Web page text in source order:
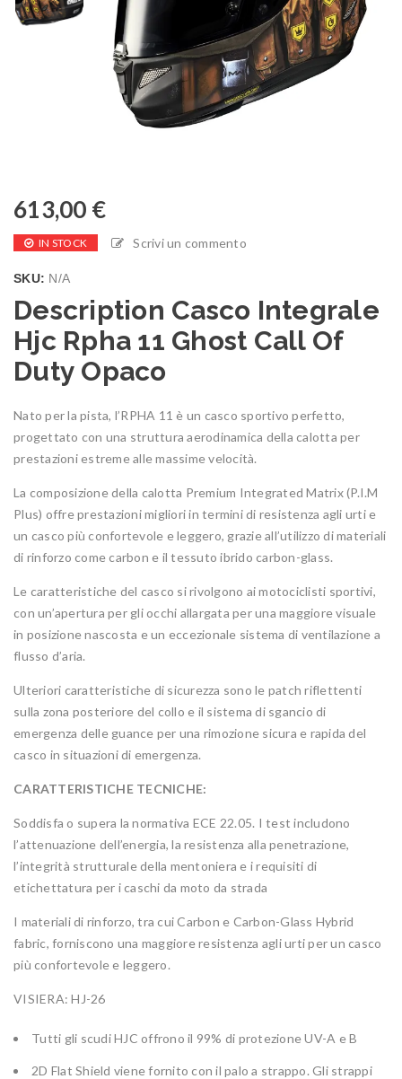
613,00 €
IN STOCK Scrivi un commento
SKU: N/A
Description Casco Integrale
Hjc Rpha 11 Ghost Call Of
Duty Opaco
Nato per la pista, l’RPHA 11 è un casco sportivo perfetto,
progettato con una struttura aerodinamica della calotta per
prestazioni estreme alle massime velocità.
La composizione della calotta Premium Integrated Matrix (P.I.M
Plus) offre prestazioni migliori in termini di resistenza agli urti e
un casco più confortevole e leggero, grazie all’utilizzo di materiali
di rinforzo come carbon e il tessuto ibrido carbon-glass.
Le caratteristiche del casco si rivolgono ai motociclisti sportivi,
con un’apertura per gli occhi allargata per una maggiore visuale
in posizione nascosta e un eccezionale sistema di ventilazione a
flusso d’aria.
Ulteriori caratteristiche di sicurezza sono le patch riflettenti
sulla zona posteriore del collo e il sistema di sgancio di
emergenza delle guance per una rimozione sicura e rapida del
casco in situazioni di emergenza.
CARATTERISTICHE TECNICHE:
Soddisfa o supera la normativa ECE 22.05. I test includono
l’attenuazione dell’energia, la resistenza alla penetrazione,
l’integrità strutturale della mentoniera e i requisiti di
etichettatura per i caschi da moto da strada
I materiali di rinforzo, tra cui Carbon e Carbon-Glass Hybrid
fabric, forniscono una maggiore resistenza agli urti per un casco
più confortevole e leggero.
VISIERA: HJ-26
Tutti gli scudi HJC offrono il 99% di protezione UV-A e B
2D Flat Shield viene fornito con il palo a strappo. Gli strappi